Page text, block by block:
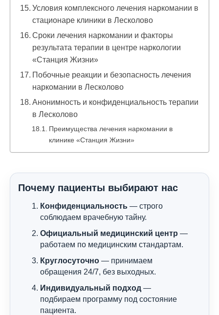
Условия комплексного лечения наркомании в
стационаре клиники в Лесколово
Сроки лечения наркомании и факторы
результата терапии в центре наркологии
«Станция Жизни»
Побочные реакции и безопасность лечения
наркомании в Лесколово
Анонимность и конфиденциальность терапии
в Лесколово
Преимущества лечения наркомании в
клинике «Станция Жизни»
Почему пациенты выбирают нас
Конфиденциальность — строго
соблюдаем врачебную тайну.
Официальный медицинский центр —
работаем по медицинским стандартам.
Круглосуточно — принимаем
обращения 24/7, без выходных.
Индивидуальный подход —
подбираем программу под состояние
пациента.